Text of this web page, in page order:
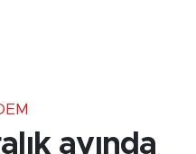
ayında